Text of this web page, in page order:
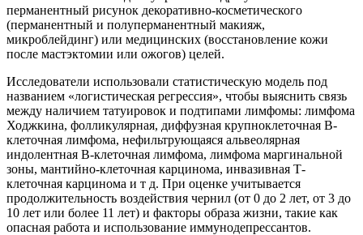
перманентный рисунок декоративно-косметического
(перманентный и полуперманентный макияж,
микроблейдинг) или медицинских (восстановление кожи
после мастэктомии или ожогов) целей.
Исследователи использовали статистическую модель под
названием «логистическая регрессия», чтобы выяснить связь
между наличием татуировок и подтипами лимфомы: лимфома
Ходжкина, фолликулярная, диффузная крупноклеточная В-
клеточная лимфома, нефильтрующаяся альвеолярная
индолентная В-клеточная лимфома, лимфома маргинальной
зоны, мантийно-клеточная карцинома, инвазивная Т-
клеточная карцинома и т д. При оценке учитывается
продолжительность воздействия чернил (от 0 до 2 лет, от 3 до
10 лет или более 11 лет) и факторы образа жизни, такие как
опасная работа и использование иммунодепрессантов.